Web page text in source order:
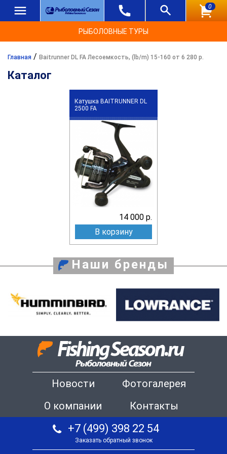
0
РЫБОЛОВНЫЕ ТУРЫ
Главная / Baitrunner DL FA Лесоемкость, (lb/m) 15-160 от 6 280 р.
Каталог
Катушка BAITRUNNER DL
2500 FA
14 000 р.
В корзину
Наши бренды
Новости
Фотогалерея
О компании
Контакты
+7 (499) 398 22 54
Заказать обратный звонок